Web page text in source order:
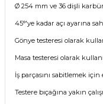
Ø 254 mm ve 36 dişli
45°'ye kadar açı ayarına
Gönye testeresi olarak
Masa testeresi olarak
İş parçasını sabitlemek için
Testere bıçağına yakın